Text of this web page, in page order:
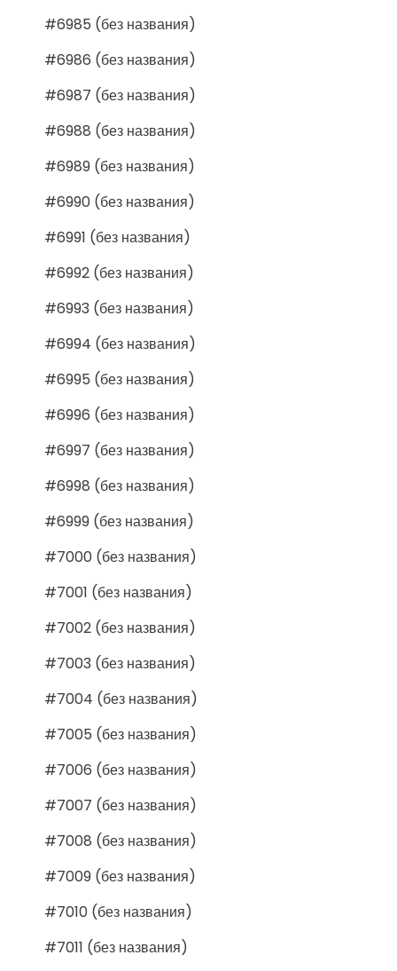
#6985 (без названия)
#6986 (без названия)
#6987 (без названия)
#6988 (без названия)
#6989 (без названия)
#6990 (без названия)
#6991 (без названия)
#6992 (без названия)
#6993 (без названия)
#6994 (без названия)
#6995 (без названия)
#6996 (без названия)
#6997 (без названия)
#6998 (без названия)
#6999 (без названия)
#7000 (без названия)
#7001 (без названия)
#7002 (без названия)
#7003 (без названия)
#7004 (без названия)
#7005 (без названия)
#7006 (без названия)
#7007 (без названия)
#7008 (без названия)
#7009 (без названия)
#7010 (без названия)
#7011 (без названия)